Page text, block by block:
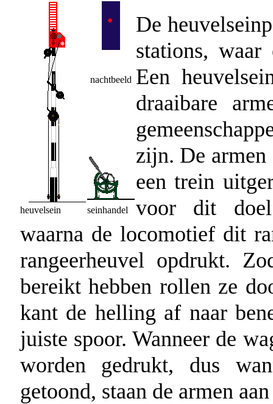
nachtbeeld
heuvelsein seinhandel
De
stations,
Een
draaibare
zijn. De
een trein
voor dit doel
waarna de locomotief dit
rangeerheuvel opdrukt.
bereikt hebben rollen ze
kant de helling af naar
juiste spoor. Wanneer de
worden gedrukt, dus
getoond, staan de armen